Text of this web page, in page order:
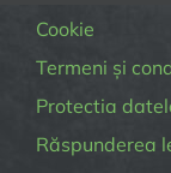
Cookie
Termeni și
Protectia
Răspunderea